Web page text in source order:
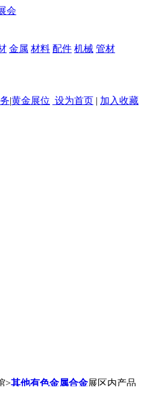
会
金属 材料 配件 机械 管材
|黄金展位 设为首页 | 加入收藏
>其他有色金属合金展区内产品